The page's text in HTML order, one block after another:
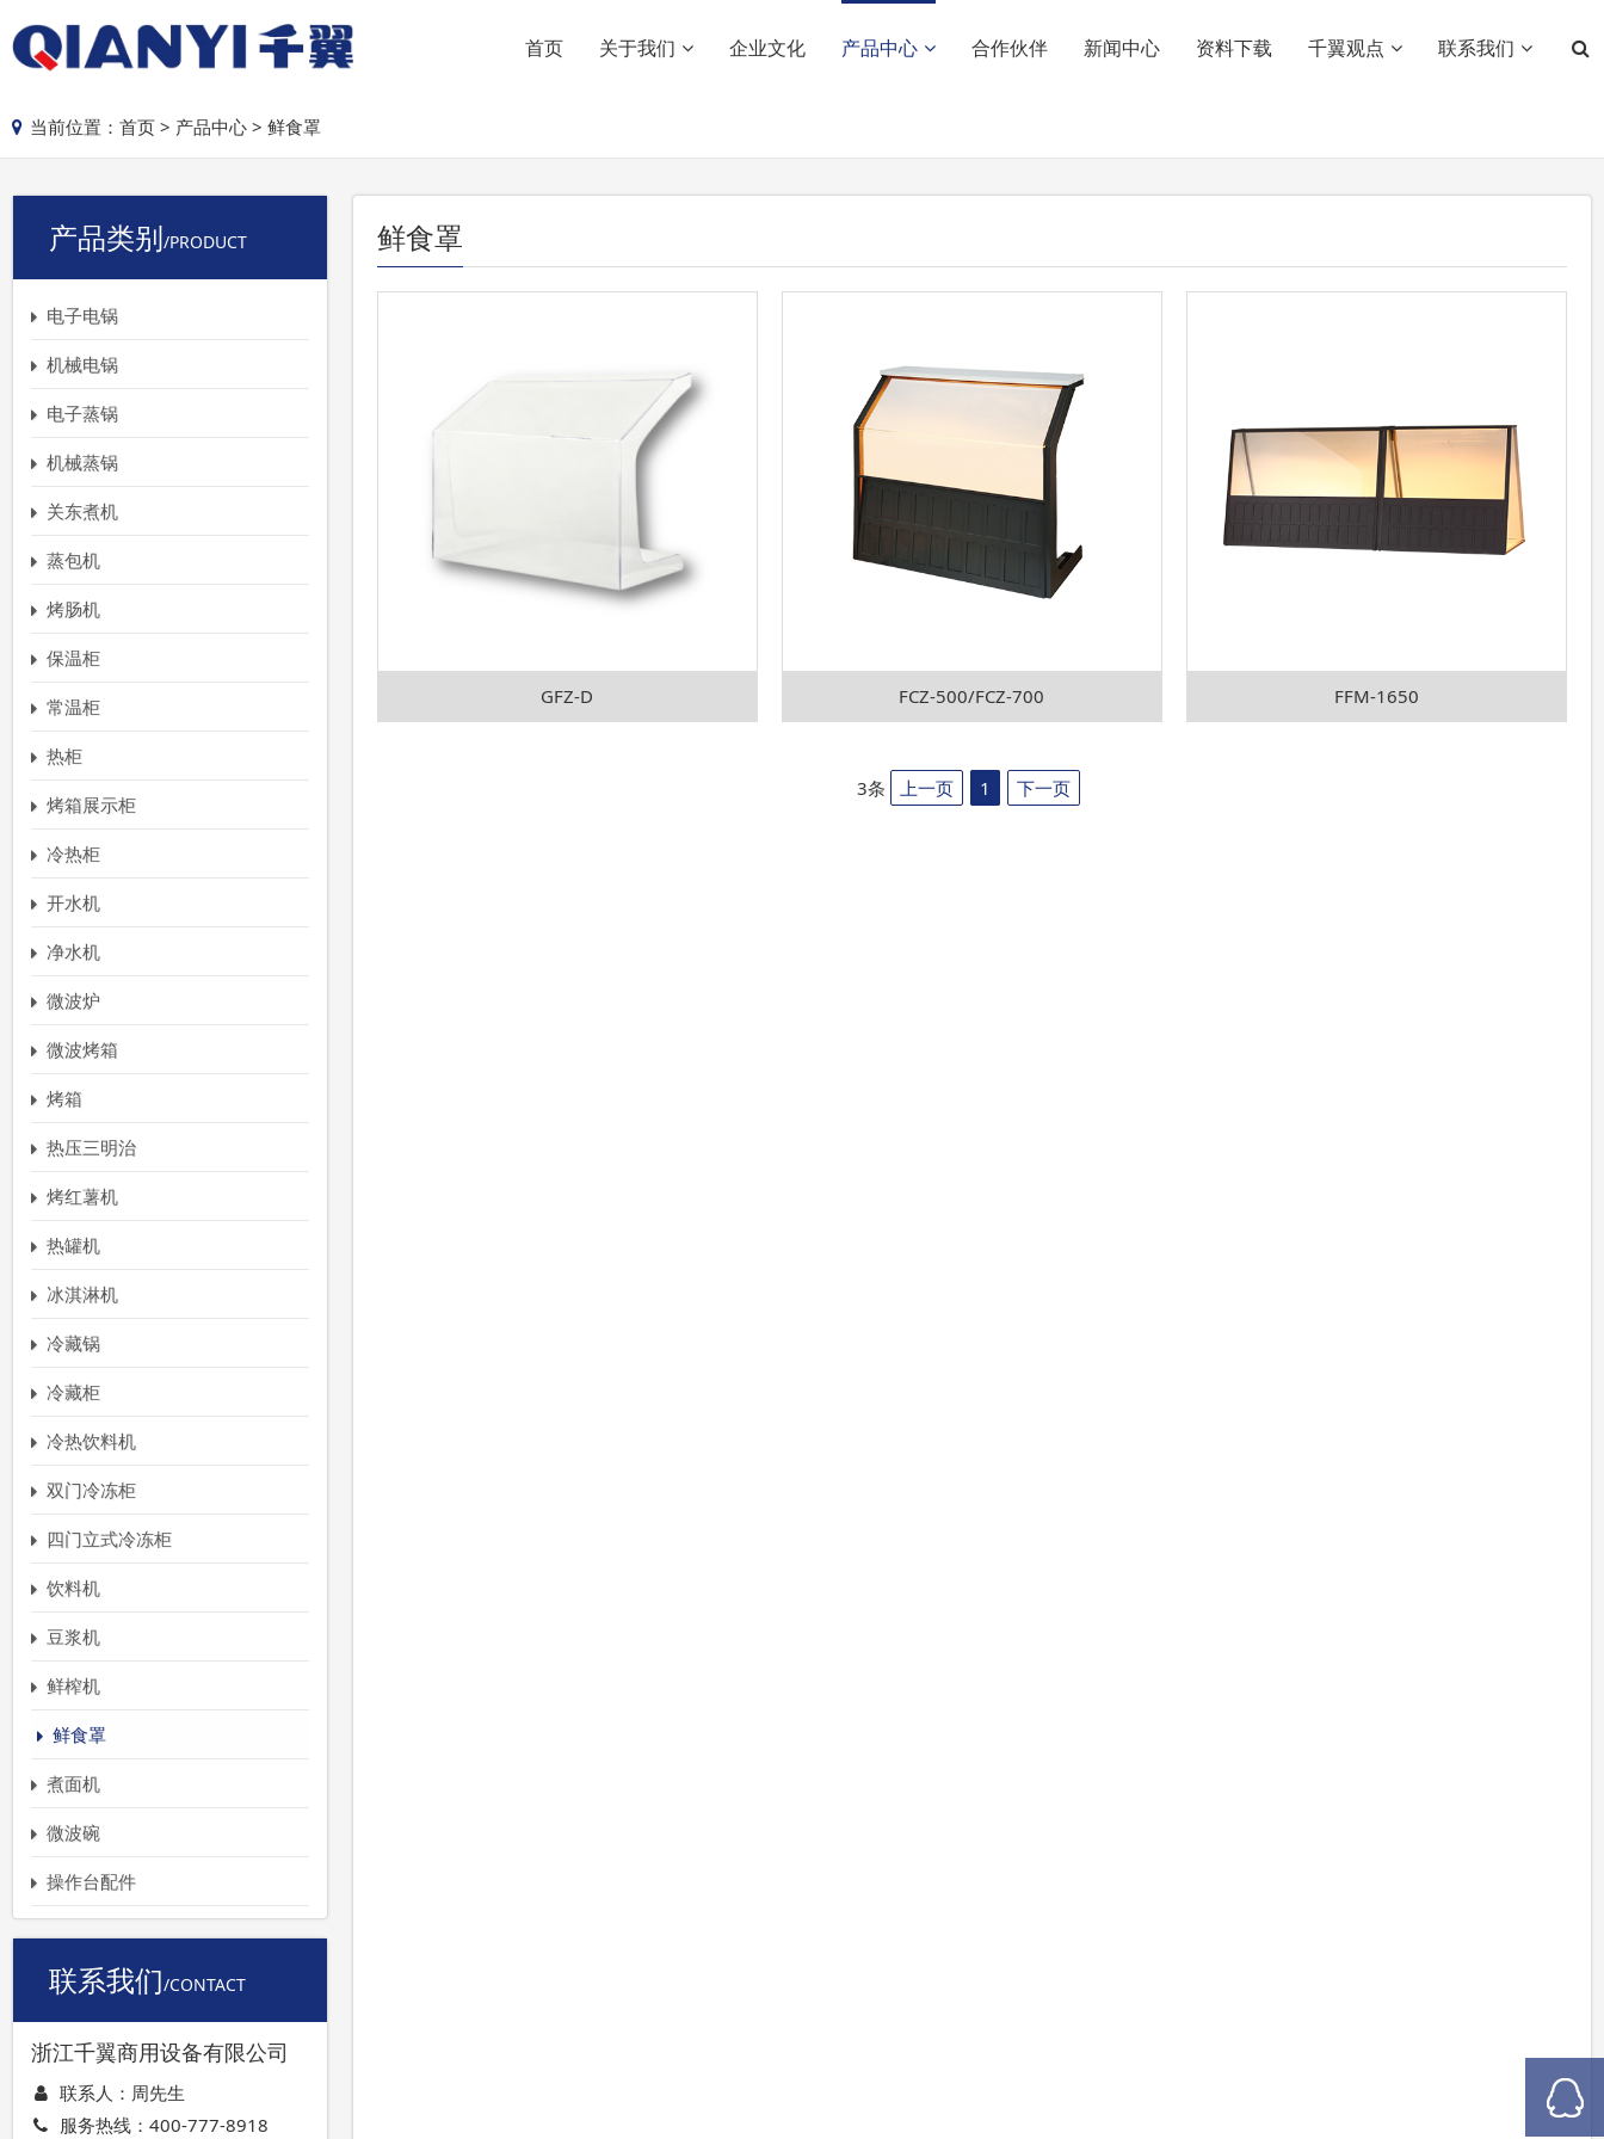
首页 关于我们 企业文化 产品中心 合作伙伴 新闻中心 资料下载 千翼观点 联系我们
当前位置： 首页 > 产品中心 > 鲜食罩
产品类别/PRODUCT
电子电锅
机械电锅
电子蒸锅
机械蒸锅
关东煮机
蒸包机
烤肠机
保温柜
常温柜
热柜
烤箱展示柜
冷热柜
开水机
净水机
微波炉
微波烤箱
烤箱
热压三明治
烤红薯机
热罐机
冰淇淋机
冷藏锅
冷藏柜
冷热饮料机
双门冷冻柜
四门立式冷冻柜
饮料机
豆浆机
鲜榨机
鲜食罩
煮面机
微波碗
操作台配件
联系我们/CONTACT
浙江千翼商用设备有限公司
联系人：周先生
服务热线： 400-777-8918
鲜食罩
GFZ-D FCZ-500/FCZ-700 FFM-1650
3条 上一页 1 下一页